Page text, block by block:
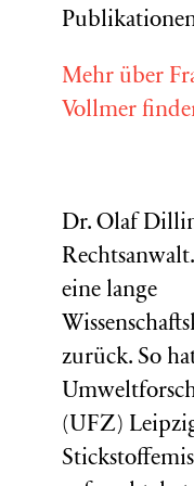
Mehr über
Vollmer
Dr. Olaf
eine lange
zurück. So
(UFZ)